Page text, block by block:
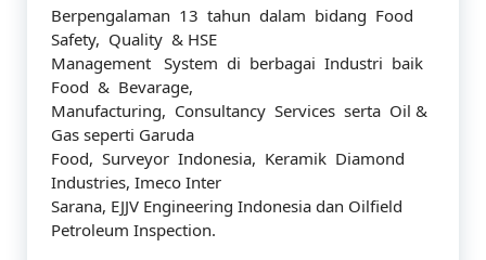
Berpengalaman 13 tahun dalam bidang Food
Safety, Quality & HSE
Management System di berbagai Industri baik
Food & Bevarage,
Manufacturing, Consultancy Services serta Oil &
Gas seperti Garuda
Food, Surveyor Indonesia, Keramik Diamond
Industries, Imeco Inter
Sarana, EJJV Engineering Indonesia dan Oilfield
Petroleum Inspection.